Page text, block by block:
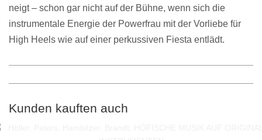
neigt – schon gar nicht auf der Bühne, wenn sich die
instrumentale Energie der Powerfrau mit der Vorliebe für
High Heels wie auf einer perkussiven Fiesta entlädt.
Kunden kauften auch